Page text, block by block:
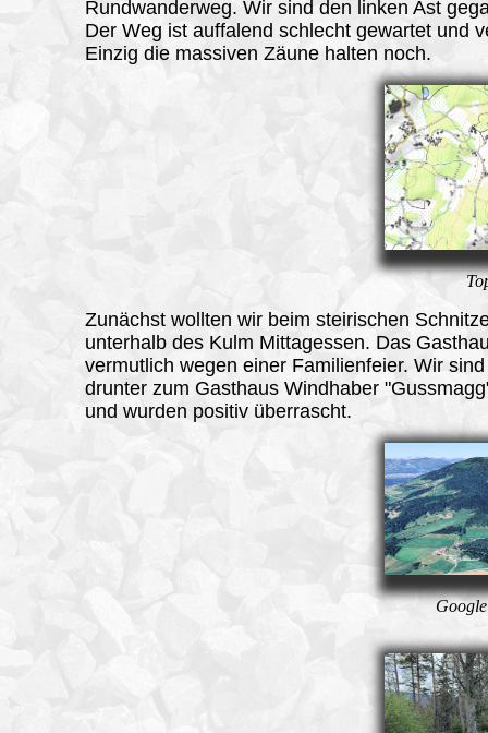
Rundwanderweg. Wir sind den linken Ast
Der Weg ist auffalend schlecht gewartet und
Einzig die massiven Zäune halten noch.
Zunächst wollten wir beim steirischen
unterhalb des Kulm Mittagessen. Das
vermutlich wegen einer Familienfeier. Wir
drunter zum Gasthaus Windhaber
und wurden positiv überrascht.